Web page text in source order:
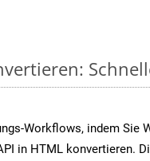
Workflows, indem Sie
in HTML konvertieren.